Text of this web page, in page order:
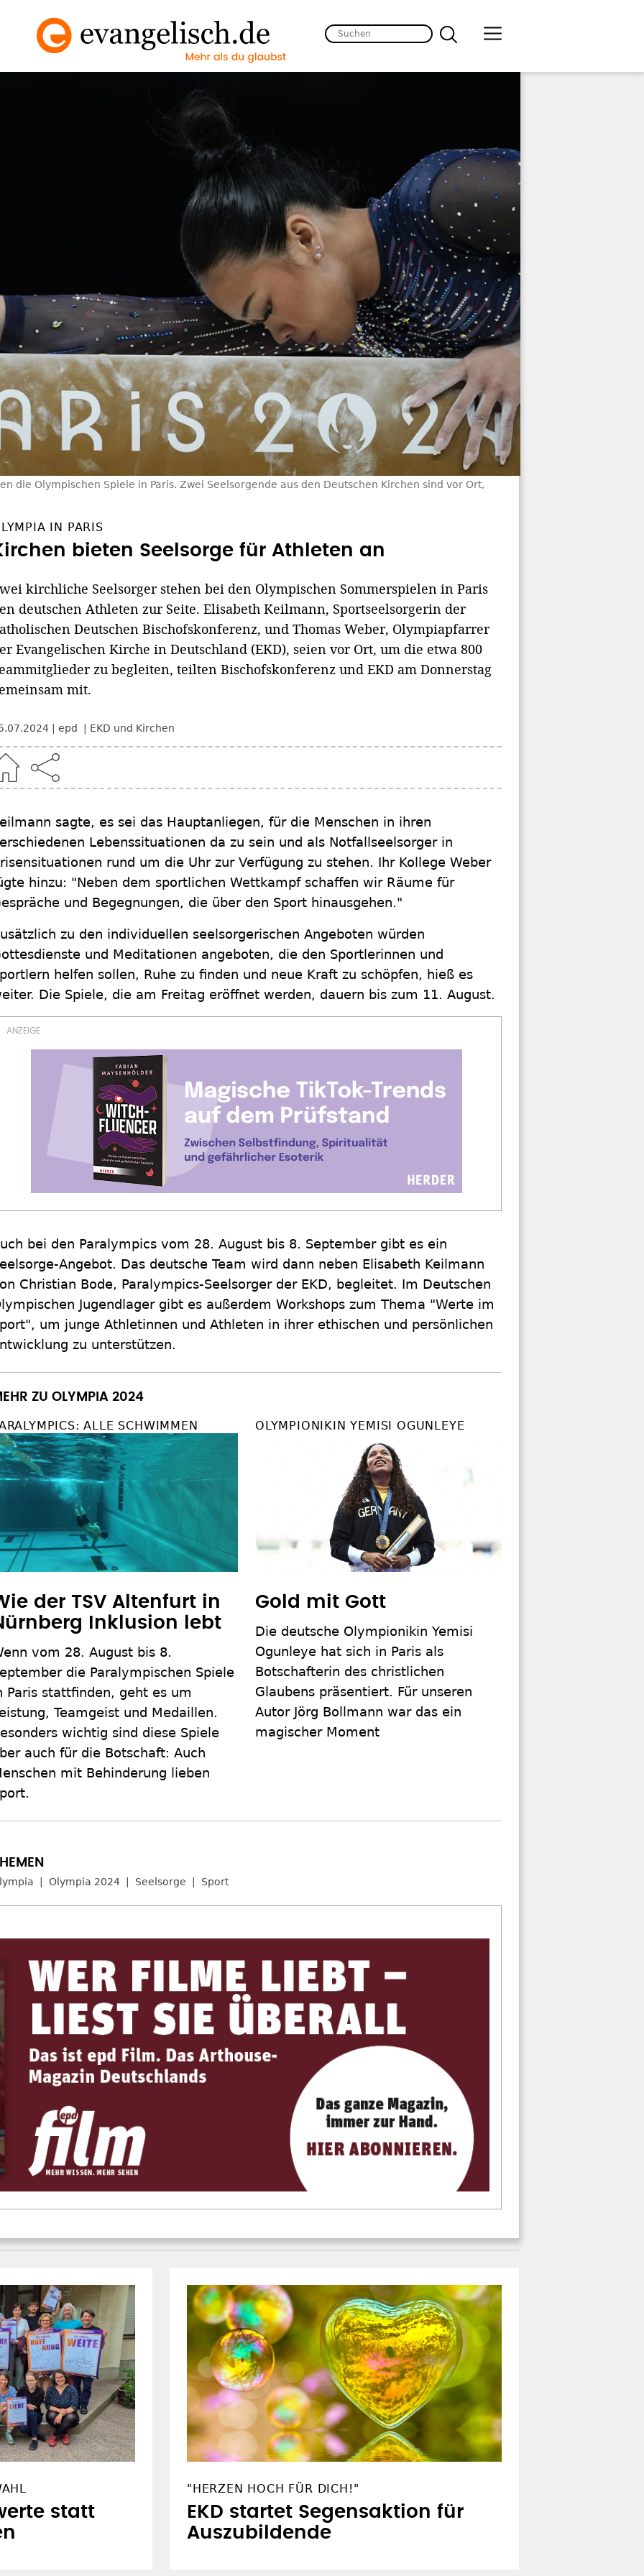
die Olympischen Spiele in Paris. Zwei Seelsorgende aus den Deutschen Kirchen sind vor Ort,
IN PARIS
bieten Seelsorge für Athleten an
kirchliche Seelsorger stehen bei den Olympischen Sommerspielen in Paris
deutschen Athleten zur Seite. Elisabeth Keilmann, Sportseelsorgerin der
Deutschen Bischofskonferenz, und Thomas Weber, Olympiapfarrer
Evangelischen Kirche in Deutschland (EKD), seien vor Ort, um die etwa 800
zu begleiten, teilten Bischofskonferenz und EKD am Donnerstag
mit.
epd EKD und Kirchen
sagte, es sei das Hauptanliegen, für die Menschen in ihren
Lebenssituationen da zu sein und als Notfallseelsorger in
rund um die Uhr zur Verfügung zu stehen. Ihr Kollege Weber
hinzu: "Neben dem sportlichen Wettkampf schaffen wir Räume für
und Begegnungen, die über den Sport hinausgehen."
zu den individuellen seelsorgerischen Angeboten würden
und Meditationen angeboten, die den Sportlerinnen und
helfen sollen, Ruhe zu finden und neue Kraft zu schöpfen, hieß es
Die Spiele, die am Freitag eröffnet werden, dauern bis zum 11. August.
bei den Paralympics vom 28. August bis 8. September gibt es ein
Angebot. Das deutsche Team wird dann neben Elisabeth Keilmann
Christian Bode, Paralympics-Seelsorger der EKD, begleitet. Im Deutschen
Jugendlager gibt es außerdem Workshops zum Thema "Werte im
um junge Athletinnen und Athleten in ihrer ethischen und persönlichen
zu unterstützen.
ZU OLYMPIA 2024
ALLE SCHWIMMEN
der TSV Altenfurt in
Inklusion lebt
vom 28. August bis 8.
die Paralympischen Spiele
Paris stattfinden, geht es um
Teamgeist und Medaillen.
wichtig sind diese Spiele
auch für die Botschaft: Auch
mit Behinderung lieben
OLYMPIONIKIN YEMISI OGUNLEYE
Gold mit Gott
Die deutsche Olympionikin Yemisi
Ogunleye hat sich in Paris als
Botschafterin des christlichen
Glaubens präsentiert. Für unseren
Autor Jörg Bollmann war das ein
magischer Moment
Olympia 2024 Seelsorge Sport
statt
"HERZEN HOCH FÜR DICH!"
EKD startet Segensaktion für
Auszubildende